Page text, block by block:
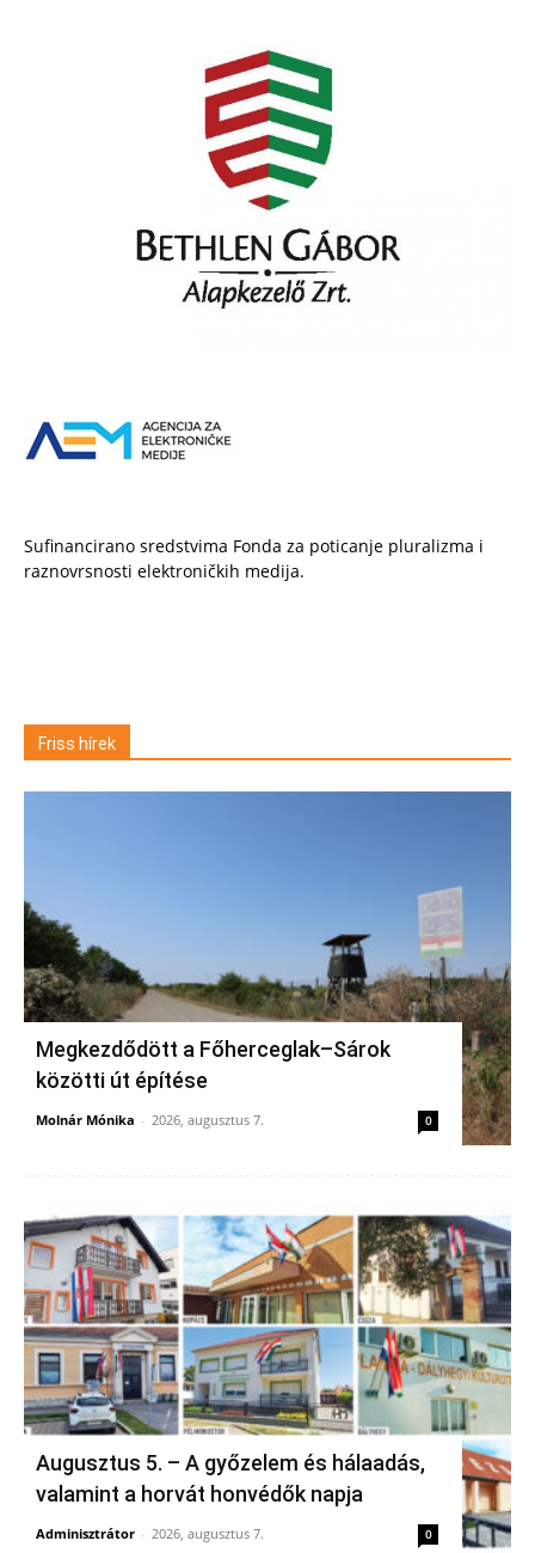
Sufinancirano sredstvima Fonda za poticanje pluralizma i
raznovrsnosti elektroničkih medija.
Friss hírek
Megkezdődött a Főherceglak–Sárok
közötti út építése
Molnár Mónika - 2026, augusztus 7. 0
Augusztus 5. – A győzelem és hálaadás,
valamint a horvát honvédők napja
Adminisztrátor - 2026, augusztus 7. 0